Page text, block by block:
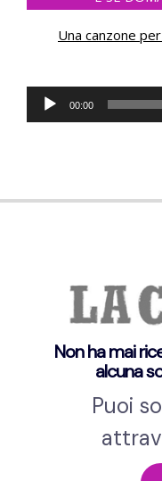
Una canzone
Audio-
Player
00:00
Non ha mai
alcuna
Puoi